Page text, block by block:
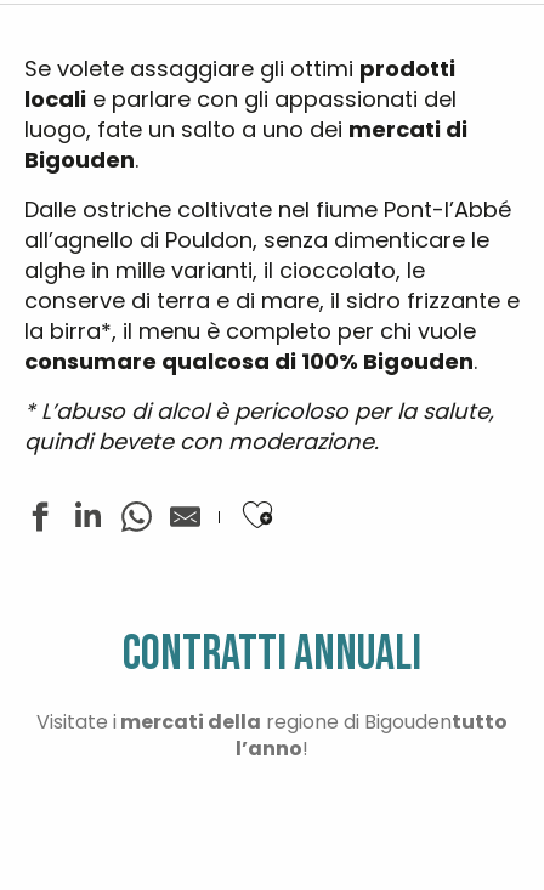
Se volete assaggiare gli ottimi prodotti
locali e parlare con gli appassionati del
luogo, fate un salto a uno dei mercati di
Bigouden.
Dalle ostriche coltivate nel fiume Pont-l’Abbé
all’agnello di Pouldon, senza dimenticare le
alghe in mille varianti, il cioccolato, le
conserve di terra e di mare, il sidro frizzante e
la birra*, il menu è completo per chi vuole
consumare qualcosa di 100% Bigouden.
* L’abuso di alcol è pericoloso per la salute,
quindi bevete con moderazione.
Ajouter aux favoris
CONTRATTI ANNUALI
Visitate i mercati della regione di Bigoudentutto
l’anno!